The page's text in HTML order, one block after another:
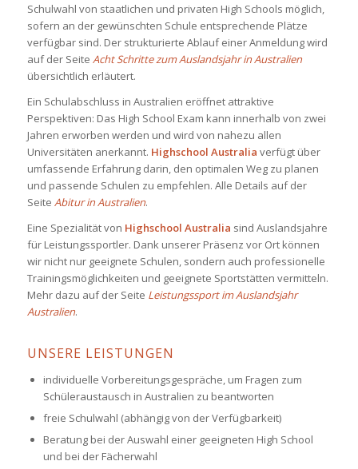
Schulwahl von staatlichen und privaten High Schools möglich,
sofern an der gewünschten Schule entsprechende Plätze
verfügbar sind. Der strukturierte Ablauf einer Anmeldung wird
auf der Seite Acht Schritte zum Auslandsjahr in Australien
übersichtlich erläutert.
Ein Schulabschluss in Australien eröffnet attraktive
Perspektiven: Das High School Exam kann innerhalb von zwei
Jahren erworben werden und wird von nahezu allen
Universitäten anerkannt. Highschool Australia verfügt über
umfassende Erfahrung darin, den optimalen Weg zu planen
und passende Schulen zu empfehlen. Alle Details auf der
Seite Abitur in Australien.
Eine Spezialität von Highschool Australia sind Auslandsjahre
für Leistungssportler. Dank unserer Präsenz vor Ort können
wir nicht nur geeignete Schulen, sondern auch professionelle
Trainingsmöglichkeiten und geeignete Sportstätten vermitteln.
Mehr dazu auf der Seite Leistungssport im Auslandsjahr
Australien.
UNSERE LEISTUNGEN
individuelle Vorbereitungsgespräche, um Fragen zum
Schüleraustausch in Australien zu beantworten
freie Schulwahl (abhängig von der Verfügbarkeit)
Beratung bei der Auswahl einer geeigneten High School
und bei der Fächerwahl